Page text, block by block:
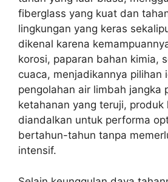
fiberglass yang kuat dan
lingkungan yang keras
dikenal karena
korosi, paparan bahan kimia,
cuaca, menjadikannya pilihan
pengolahan air limbah jangka
ketahanan yang teruji, produk
diandalkan untuk performa
bertahun-tahun tanpa
intensif.